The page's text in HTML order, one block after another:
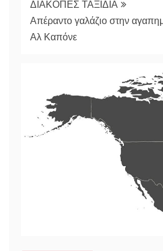
ΔΙΑΚΟΠΕΣ ΤΑΞΙΔΙΑ
Απέραντο γαλάζιο στην
Αλ Καπόνε